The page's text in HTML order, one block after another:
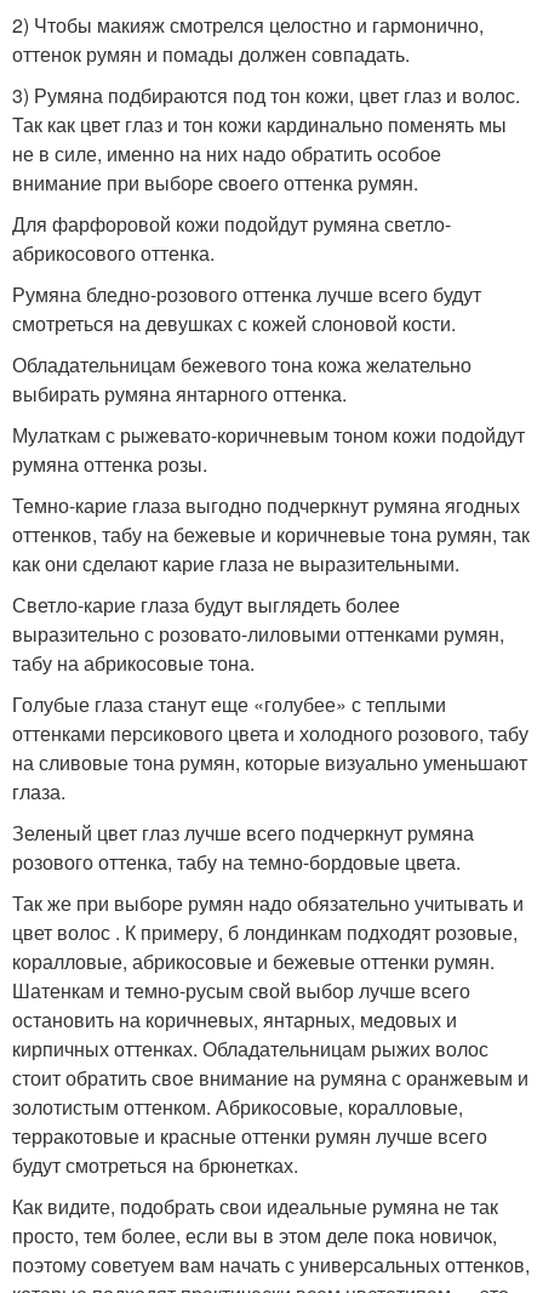
2) Чтобы макияж смотрелся целостно и гармонично,
оттенок румян и помады должен совпадать.
3) Румяна подбираются под тон кожи, цвет глаз и волос.
Так как цвет глаз и тон кожи кардинально поменять мы
не в силе, именно на них надо обратить особое
внимание при выборе cвоего оттенка румян.
Для фарфоровой кожи подойдут румяна светло-
абрикосового оттенка.
Румяна бледно-розового оттенка лучше всего будут
смотреться на девушках с кожей слоновой кости.
Обладательницам бежевого тона кожа желательно
выбирать румяна янтарного оттенка.
Мулаткам с рыжевато-коричневым тоном кожи подойдут
румяна оттенка розы.
Темно-карие глаза выгодно подчеркнут румяна ягодных
оттенков, табу на бежевые и коричневые тона румян, так
как они сделают карие глаза не выразительными.
Светло-карие глаза будут выглядеть более
выразительно с розовато-лиловыми оттенками румян,
табу на абрикосовые тона.
Голубые глаза станут еще «голубее» с теплыми
оттенками персикового цвета и холодного розового, табу
на сливовые тона румян, которые визуально уменьшают
глаза.
Зеленый цвет глаз лучше всего подчеркнут румяна
розового оттенка, табу на темно-бордовые цвета.
Так же при выборе румян надо обязательно учитывать и
цвет волос . К примеру, б лондинкам подходят розовые,
коралловые, абрикосовые и бежевые оттенки румян.
Шатенкам и темно-русым свой выбор лучше всего
остановить на коричневых, янтарных, медовых и
кирпичных оттенках. Обладательницам рыжих волос
стоит обратить свое внимание на румяна с оранжевым и
золотистым оттенком. Абрикосовые, коралловые,
терракотовые и красные оттенки румян лучше всего
будут смотреться на брюнетках.
Как видите, подобрать свои идеальные румяна не так
просто, тем более, если вы в этом деле пока новичок,
поэтому советуем вам начать с универсальных оттенков,